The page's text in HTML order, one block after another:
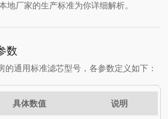
地厂家的生产标准为你详细解析。
数
通用标准滤芯型号，各参数定义如下：
具体数值 说明